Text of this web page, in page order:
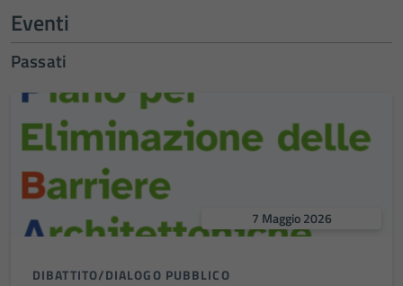
Eventi
Passati
7 Maggio 2026
DIBATTITO/DIALOGO PUBBLICO